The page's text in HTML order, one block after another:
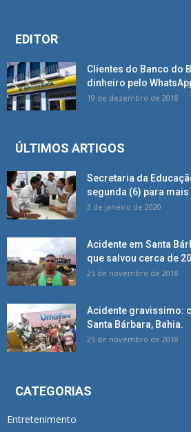
EDITOR
Clientes do Banco do
dinheiro pelo
19 de dezembro de 2018
ÚLTIMOS ARTIGOS
Secretaria da
segunda (6) para mais
3 de janeiro de 2020
Acidente em Santa
que salvou cerca de
25 de novembro de 2018
Acidente gravissimo:
Santa Bárbara, Bahia.
25 de novembro de 2018
CATEGORIAS
Entretenimento